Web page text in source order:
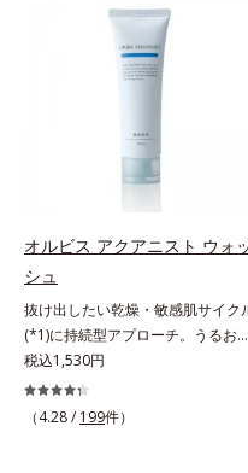
イクとよくなじませます。※落ちに
くいメイクを落とす際は、乾いた手
にとり、メイクとしっかりなじませ
てください。3.メイクとなじんだ
します。4.その後、洗顔料で洗顔し
てください。各商品の詳しい情報は
商品ページをご覧ください。・
望の敏感肌用保湿スキンケアライン
「オルビス アクアニスト」。乾燥
敏感スランプの原因にアプローチす
る持続型トリプルアミノ酸(*4)を配
異物として排出されにくく、肌にと
どまってうるおいを蓄えてくれま
す。刺激を受けやすくなった角層を
うるおいで満たし、脱・敏感肌を目
指します。無油分・無着色・無香
不使用(*5)・パラベンフリー、6つ
のフリー処方で徹底的に肌に寄り
います。*1 乾燥と敏感をくり返す
こと*2 敏感肌対象連用テスト済
（すべての方のお肌に合うというこ
とではありません）*3 乾燥して敏
オルビス アクアニスト ウォ
シュ
抜け出したい乾燥・敏感肌サイク
(*1)に持続型アプローチ。うるおい
を追求した敏感肌用保湿スキンケア
(*2)。うるおいを逃し、刺激を受け
やすい角層の“乾燥敏感スランプ
税込1,530円
（4.28 / 199件）